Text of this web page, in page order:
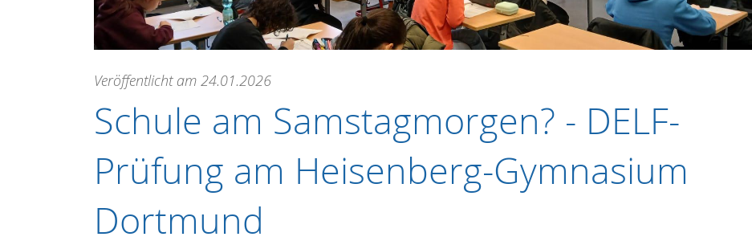
Veröffentlicht am 24.01.2026
Schule am Samstagmorgen? - DELF-
Prüfung am Heisenberg-Gymnasium
Dortmund